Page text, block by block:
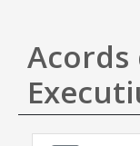
Acords